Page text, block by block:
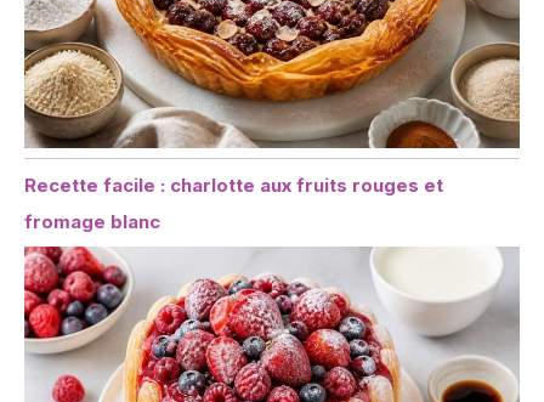
Recette facile : charlotte aux fruits rouges et
fromage blanc